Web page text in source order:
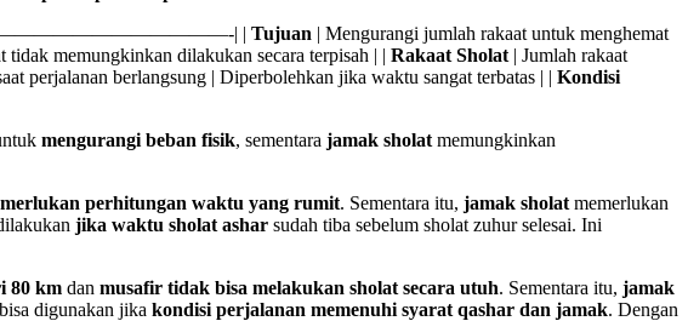
| | Tujuan | Mengurangi jumlah rakaat untuk menghemat
memungkinkan dilakukan secara terpisah | | Rakaat Sholat | Jumlah rakaat
perjalanan berlangsung | Diperbolehkan jika waktu sangat terbatas | | Kondisi
mengurangi beban fisik, sementara jamak sholat memungkinkan
perhitungan waktu yang rumit. Sementara itu, jamak sholat memerlukan
jika waktu sholat ashar sudah tiba sebelum sholat zuhur selesai. Ini
80 km dan musafir tidak bisa melakukan sholat secara utuh. Sementara itu, jamak
digunakan jika kondisi perjalanan memenuhi syarat qashar dan jamak. Dengan